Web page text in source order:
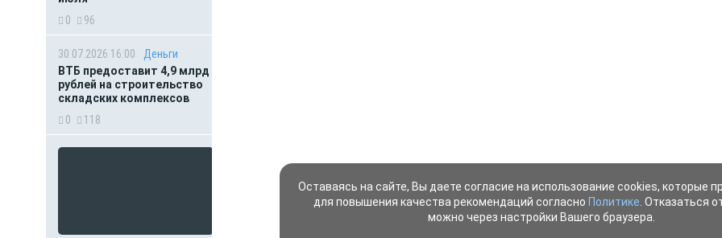
0
96
30.07.2026 16:00
Деньги
ВТБ предоставит 4,9 млрд
рублей на строительство
складских комплексов
0
118
Оставаясь на сайте, Вы даете согласие на использование cookies, которые
для повышения качества рекомендаций согласно Политике . Отказаться
можно через настройки Вашего браузера.